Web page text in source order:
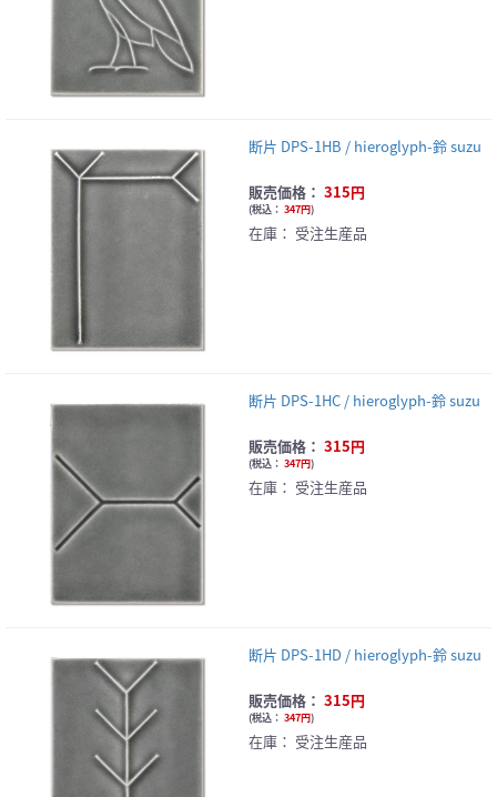
断片 DPS-1HB / hieroglyph-鈴 suzu
販売価格： 315円
(税込： 347円)
在庫： 受注生産品
断片 DPS-1HC / hieroglyph-鈴 suzu
販売価格： 315円
(税込： 347円)
在庫： 受注生産品
断片 DPS-1HD / hieroglyph-鈴 suzu
販売価格： 315円
(税込： 347円)
在庫： 受注生産品